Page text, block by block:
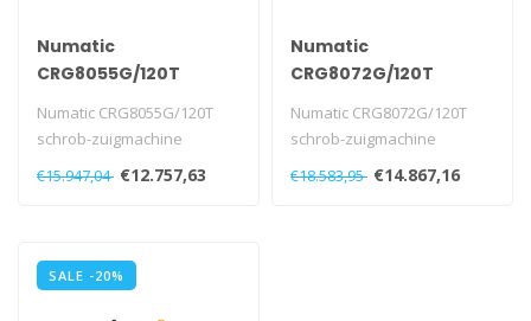
Numatic
CRG8055G/120T
Numatic CRG8055G/120T
schrob-zuigmachine
€15.947,04 €12.757,63
Numatic
CRG8072G/120T
Numatic CRG8072G/120T
schrob-zuigmachine
€18.583,95 €14.867,16
SALE -20%